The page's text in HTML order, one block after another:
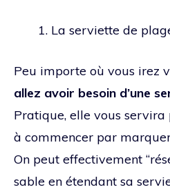
La serviette de
Peu importe où vous irez
allez avoir besoin d’une
Pratique, elle vous servira
à commencer par
On peut effectivement
sable en étendant sa